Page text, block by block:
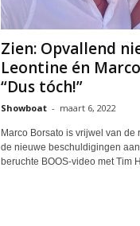
Zien: Opvallend
Leontine én
“Dus tóch!”
Showboat - maart 6, 2022
Marco Borsato is vrijwel van
de nieuwe beschuldigingen
beruchte BOOS-video met Tim